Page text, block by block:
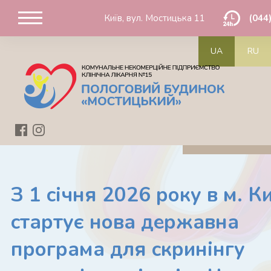
Київ, вул. Мостицька 11
UA RU
З 1 січня 2026 року в м.
стартує нова державна
програма для скринінгу